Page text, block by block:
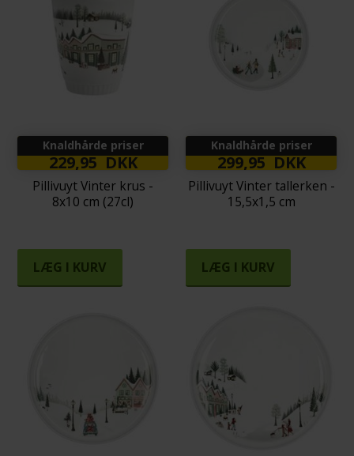
Knaldhårde priser
229,95 DKK
Pillivuyt Vinter krus -
8x10 cm (27cl)
LÆG I KURV
Knaldhårde priser
299,95 DKK
Pillivuyt Vinter tallerken -
15,5x1,5 cm
LÆG I KURV